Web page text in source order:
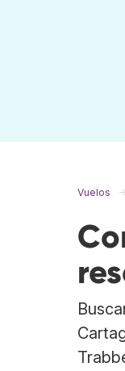
Vuelos